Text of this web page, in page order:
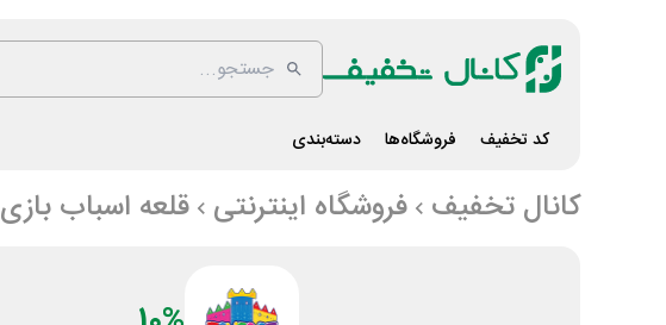
کد تخفیف فروشگاه‌ها دسته‌بندی
کانال تخفیف فروشگاه اینترنتی قلعه اسباب بازی